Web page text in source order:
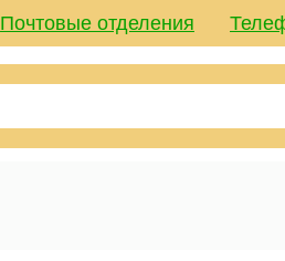
Почтовые отделения